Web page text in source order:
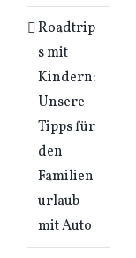
Roadtrip
s mit
Kindern:
Unsere
Tipps für
den
Familien
urlaub
mit Auto